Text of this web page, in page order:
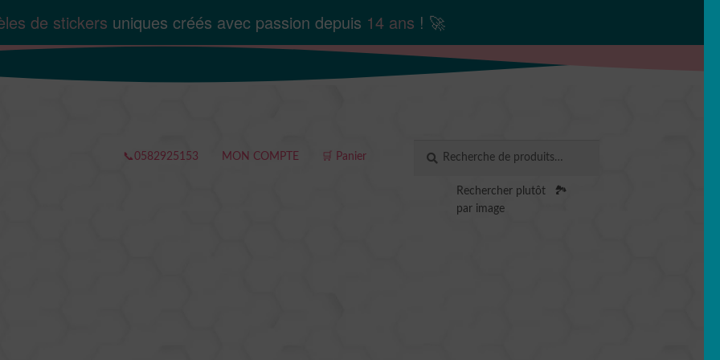
de stickers uniques créés avec passion depuis 14 ans ! 🚀
📞0582925153 MON COMPTE 🛒 Panier
pour :
RECHERCHE
Rechercher plutôt
par image
🏞️